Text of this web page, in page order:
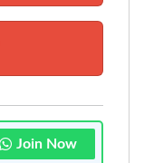
Join Now